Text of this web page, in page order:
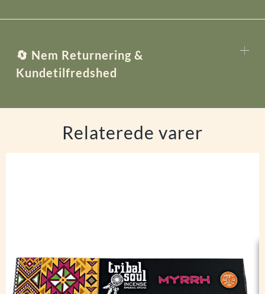
🔄 Nem Returnering &
Kundetilfredshed
Relaterede varer